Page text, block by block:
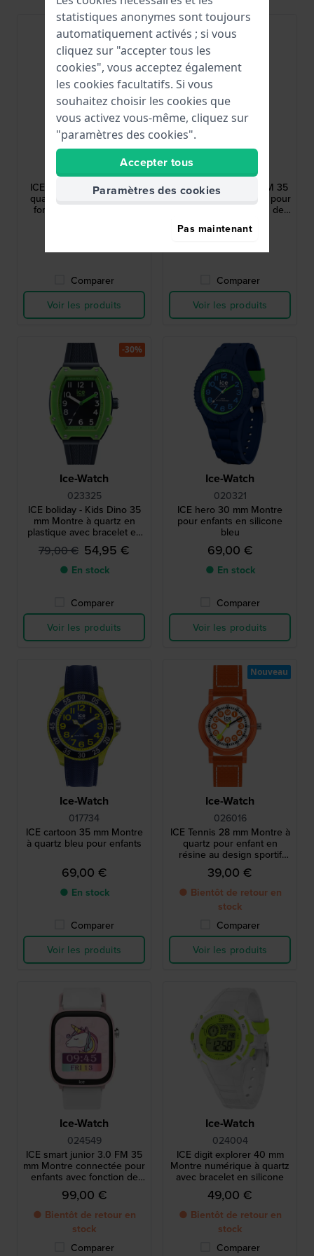
ICE find 34 mm Montre à
quartz pour enfants avec
fonction Apple Find My
Comparer
Voir les produits
ICE smart junior 3.0 FM 35
mm Montre connectée pour
enfants avec fonction de
My.
99,00 €
Comparer
Voir les produits
Ice-Watch
023325
ICE boliday - Kids Dino 35
mm Montre à quartz en
plastique avec bracelet en
silicone - Taille petite
79,00 € 54,95 €
● En stock
Comparer
Voir les produits
-30%
Ice-Watch
020321
ICE hero 30 mm Montre
pour enfants en silicone
bleu
69,00 €
● En stock
Comparer
Voir les produits
Ice-Watch
017734
ICE cartoon 35 mm Montre
à quartz bleu pour enfants
69,00 €
● En stock
Comparer
Voir les produits
Ice-Watch
026016
ICE Tennis 28 mm Montre à
quartz pour enfant en
résine au design sportif
inspiré du tennis
39,00 €
● Bientôt de retour en
stock
Comparer
Voir les produits
Nouveau
Ice-Watch
024549
ICE smart junior 3.0 FM 35
mm Montre connectée pour
enfants avec fonction de
géolocalisation Apple Find
My.
99,00 €
● Bientôt de retour en
stock
Comparer
Ice-Watch
024004
ICE digit explorer 40 mm
Montre numérique à quartz
avec bracelet en silicone
49,00 €
● Bientôt de retour en
stock
Comparer
statistiques anonymes sont toujours
automatiquement activés ; si vous
cliquez sur "accepter tous les
cookies", vous acceptez également
les cookies facultatifs. Si vous
souhaitez choisir les cookies que
vous activez vous-même, cliquez sur
"paramètres des cookies".
Accepter tous
Paramètres des cookies
Pas maintenant